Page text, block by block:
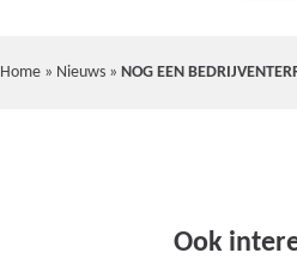
Home » Nieuws » NOG EEN
Ook